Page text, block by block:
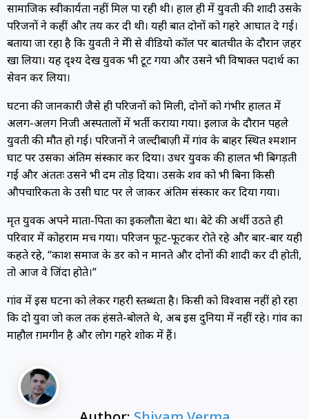
सामाजिक स्वीकार्यता नहीं मिल पा रही थी। हाल ही में युवती की शादी उसके
परिजनों ने कहीं और तय कर दी थी। यही बात दोनों को गहरे आघात दे गई।
बताया जा रहा है कि युवती ने प्रेमी से वीडियो कॉल पर बातचीत के दौरान ज़हर
खा लिया। यह दृश्य देख युवक भी टूट गया और उसने भी विषाक्त पदार्थ का
सेवन कर लिया।
घटना की जानकारी जैसे ही परिजनों को मिली, दोनों को गंभीर हालत में
अलग-अलग निजी अस्पतालों में भर्ती कराया गया। इलाज के दौरान पहले
युवती की मौत हो गई। परिजनों ने जल्दीबाज़ी में गांव के बाहर स्थित श्मशान
घाट पर उसका अंतिम संस्कार कर दिया। उधर युवक की हालत भी बिगड़ती
गई और अंततः उसने भी दम तोड़ दिया। उसके शव को भी बिना किसी
औपचारिकता के उसी घाट पर ले जाकर अंतिम संस्कार कर दिया गया।
मृत युवक अपने माता-पिता का इकलौता बेटा था। बेटे की अर्थी उठते ही
परिवार में कोहराम मच गया। परिजन फूट-फूटकर रोते रहे और बार-बार यही
कहते रहे, “काश समाज के डर को न मानते और दोनों की शादी कर दी होती,
तो आज वे जिंदा होते।”
गांव में इस घटना को लेकर गहरी स्तब्धता है। किसी को विश्वास नहीं हो रहा
कि दो युवा जो कल तक हंसते-बोलते थे, अब इस दुनिया में नहीं रहे। गांव का
माहौल ग़मगीन है और लोग गहरे शोक में हैं।